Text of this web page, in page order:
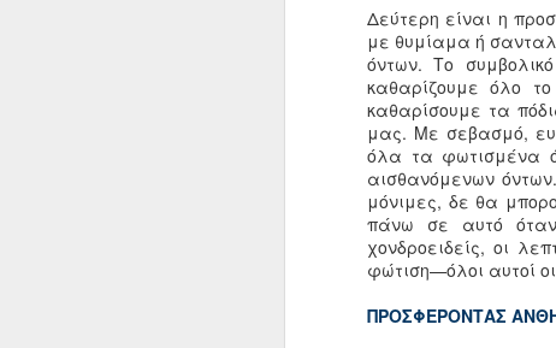
Δεύτερη είναι η
με θυμίαμα ή
όντων. Το
καθαρίζουμε όλο
καθαρίσουμε τα
μας. Με σεβασμό,
όλα τα φωτισμένα
αισθανόμενων
μόνιμες, δε θα
πάνω σε αυτό όταν
χονδροειδείς, οι
φώτιση—όλοι αυτοί
ΠΡΟΣΦΕΡΟΝΤΑΣ
February 22nd, 2016
ΔΟΥΛΕΥΟΝΤΑΣ ΜΕ ΤΑ ΣΥΝΑΙΣΘΗΜΑΤΑ
Ως Προς Την Επίγνωση
Τζίγκμε Ρίνποτσε
Ο ανθρώπινος νους έχει την
συλλογίζεται πάνω στο νόημα της
ποιοι είμαστε. Είμαστε σε θέση να
τη φύση της ζωής που
ως "σαμσάρα".